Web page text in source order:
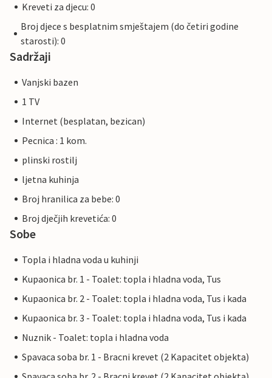
Kreveti za djecu: 0
Broj djece s besplatnim smještajem (do četiri godine
starosti): 0
Sadržaji
Vanjski bazen
1 TV
Internet (besplatan, bezican)
Pecnica : 1 kom.
plinski rostilj
ljetna kuhinja
Broj hranilica za bebe: 0
Broj dječjih krevetića: 0
Sobe
Topla i hladna voda u kuhinji
Kupaonica br. 1 - Toalet: topla i hladna voda, Tus
Kupaonica br. 2 - Toalet: topla i hladna voda, Tus i kada
Kupaonica br. 3 - Toalet: topla i hladna voda, Tus i kada
Nuznik - Toalet: topla i hladna voda
Spavaca soba br. 1 - Bracni krevet (2 Kapacitet objekta)